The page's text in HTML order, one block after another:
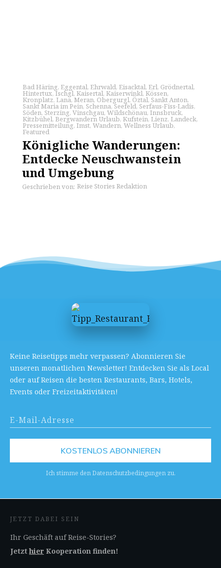
Bad Häring, Eggental, Ehrwald, Eisacktal, Erl, Grödnertal,
Hintertux,Ischgl, Kaisertal, Kaiserwinkl, Kössen,
Kronplatz, Lana, Meran, Obergurgl, Öztal, Sankt Anton,
Sankt Maria im Pein, Schenna,Seefeld, Serfaus-Fiss-Ladis,
Söden, Sterzing, Vinschgau, Wildschönau, Innsbruck,
Kitzbühel, Bergwandern Urlaub, Kufstein, Lienz, Landeck,
Pressemitteilung, Imst, Wandern, Wellness Urlaub,
Featured
Königliche Wanderungen:
Entdecke Neuschwanstein
und Umgebung
Geschrieben von: Reise Stories Redaktion
Keine Reisetipps mehr verpassen? Abonnieren Sie
unseren monatlichen Newsletter! Entdecken Sie als Local
oder auf Reisen die besten Restaurants, Bars, Hotels,
Events oder Freizeitaktivitäten!
KOSTENLOS ABONNIEREN
Ich stimme den Datenschutzbedingungen zu.
JETZT DABEI SEIN
Ihr Geschäft auf Reise-Stories?
Jetzthier Kooperation finden!